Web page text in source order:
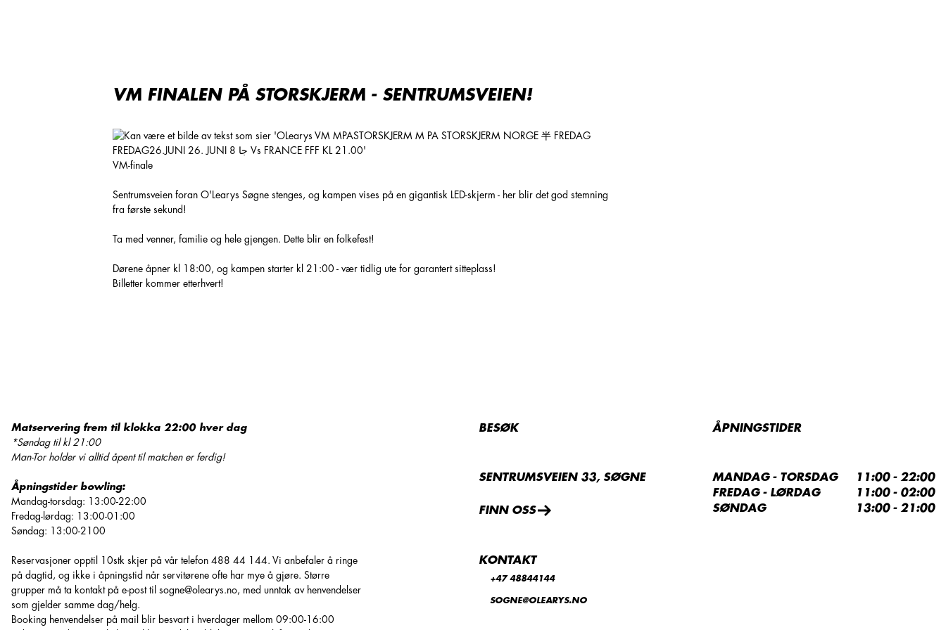
VM FINALEN PÅ STORSKJERM - SENTRUMSVEIEN!
VM-finale
Sentrumsveien foran O'Learys Søgne stenges, og kampen vises på en gigantisk LED-skjerm - her blir det god stemning
fra første sekund!
Ta med venner, familie og hele gjengen. Dette blir en folkefest!
Dørene åpner kl 18:00, og kampen starter kl 21:00 - vær tidlig ute for garantert sitteplass!
Billetter kommer etterhvert!
Matservering frem til klokka 22:00 hver dag
*Søndag til kl 21:00
Man-Tor holder vi alltid åpent til matchen er ferdig!
Åpningstider bowling:
Mandag-torsdag: 13:00-22:00
Fredag-lørdag: 13:00-01:00
Søndag: 13:00-2100
Reservasjoner opptil 10stk skjer på vår telefon 488 44 144. Vi anbefaler å ringe
på dagtid, og ikke i åpningstid når servitørene ofte har mye å gjøre. Større
grupper må ta kontakt på e-post til sogne@olearys.no, med unntak av henvendelser
som gjelder samme dag/helg.
Booking henvendelser på mail blir besvart i hverdager mellom 09:00-16:00
BESØK
SENTRUMSVEIEN 33, SØGNE
FINN OSS
KONTAKT
+47 48844144
SOGNE@OLEARYS.NO
ÅPNINGSTIDER
MANDAG - TORSDAG
11:00 - 22:00
FREDAG - LØRDAG
11:00 - 02:00
SØNDAG
13:00 - 21:00